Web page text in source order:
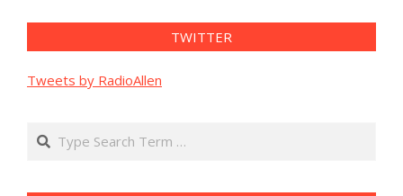
TWITTER
Tweets by RadioAllen
Search